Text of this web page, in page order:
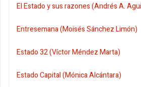
El Estado y sus razones (Andrés A.
Entresemana (Moisés Sánchez Limón)
Estado 32 (Víctor Méndez Marta)
Estado Capital (Mónica Alcántara)